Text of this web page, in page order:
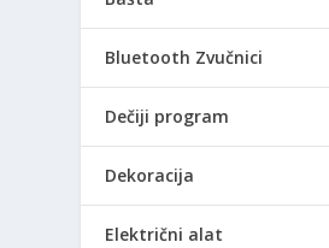
Bluetooth Zvučnici
Dečiji program
Dekoracija
Električni alat